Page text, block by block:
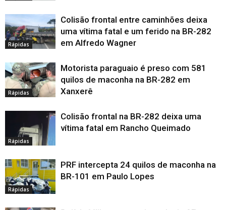
Rápidas
Colisão frontal entre caminhões deixa
uma vítima fatal e um ferido na BR-282
em Alfredo Wagner
Rápidas
Motorista paraguaio é preso com 581
quilos de maconha na BR-282 em
Xanxerê
Rápidas
Colisão frontal na BR-282 deixa uma
vítima fatal em Rancho Queimado
Rápidas
PRF intercepta 24 quilos de maconha na
BR-101 em Paulo Lopes